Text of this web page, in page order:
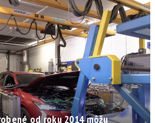
od roku 2014 môžu